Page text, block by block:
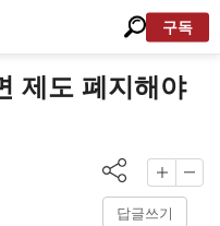
구독
제도 폐지해야
답글쓰기